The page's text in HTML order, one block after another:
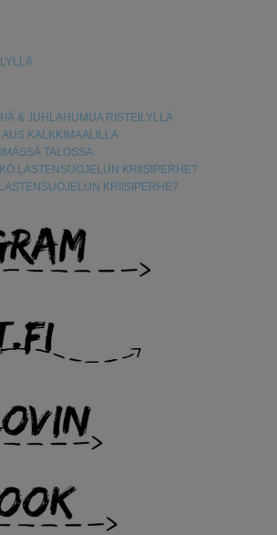
& JUHLAHUMUA RISTEILYLLÄ
KALKKIMAALILLA
TALOSSA
LASTENSUOJELUN KRIISIPERHE?
KRIISIPERHE?